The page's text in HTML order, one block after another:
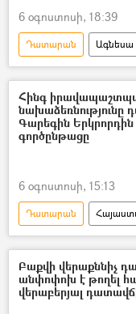
6 օգոստոսի, 18:39
Դատարան
ընդդիմություն
ԱԺ (Ազգային ժողով)
տեսանյութ
Հինգ
Գարեգին Երկրորդին
գործընթացը
6 օգոստոսի, 15:13
Դատարան
իրավապաշտպան
Բաքվի վերաքննիչ
անփոփոխ է թողել
վերաբերյալ